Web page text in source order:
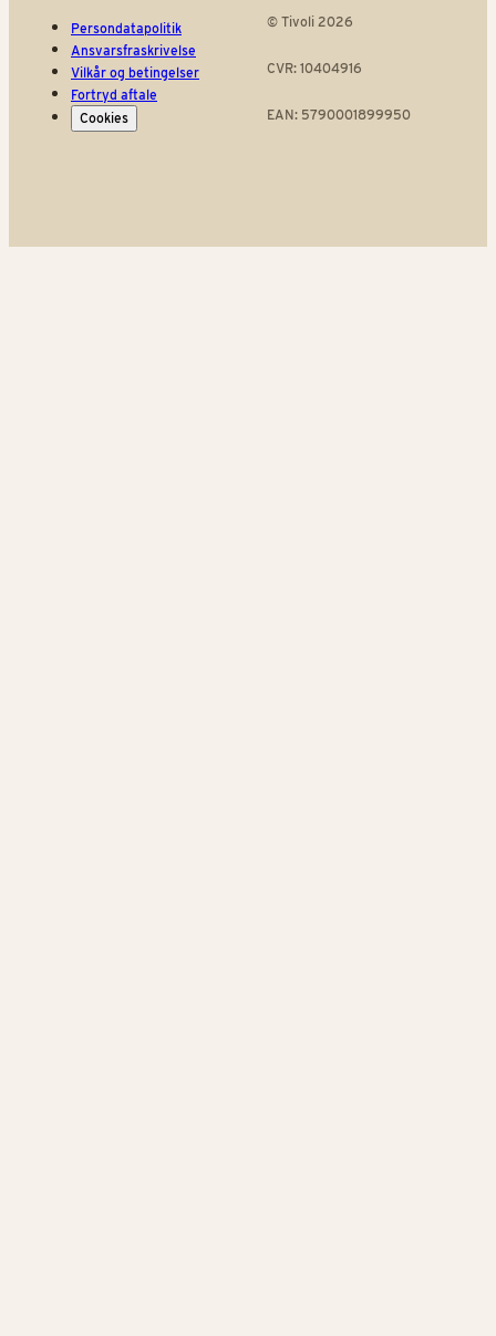
Persondatapolitik
Ansvarsfraskrivelse
Vilkår og betingelser
Fortryd aftale
Cookies
© Tivoli 2026
CVR: 10404916
EAN: 5790001899950